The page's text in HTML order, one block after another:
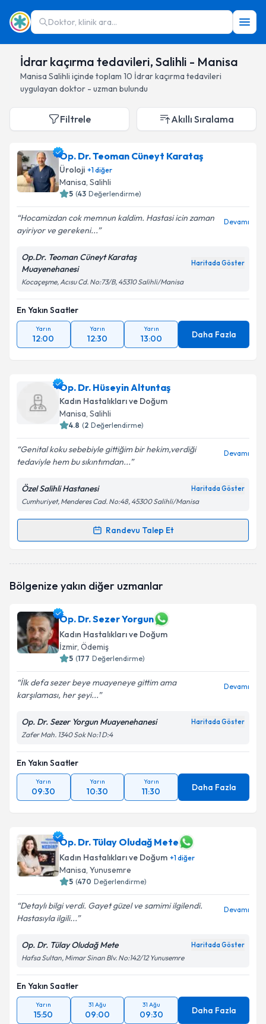
Doktor, klinik ara...
İdrar kaçırma tedavileri, Salihli - Manisa
Manisa Salihli içinde toplam 10 İdrar kaçırma tedavileri
uygulayan doktor - uzman bulundu
Filtrele Akıllı Sıralama
Op. Dr. Teoman Cüneyt Karataş
Üroloji +1diğer
Manisa, Salihli
5 (43 Değerlendirme)
Hocamizdan cok memnun kaldim. Hastasi icin zaman
ayiriyor ve gerekeni...
Devamı
Op.Dr. Teoman Cüneyt Karataş
Muayenehanesi
Haritada Göster
Kocaçeşme, Acısu Cd. No:73/B, 45310 Salihli/Manisa
En Yakın Saatler
Yarın
12:00
Yarın
12:30
Yarın
13:00 Daha Fazla
Op. Dr. Hüseyin Altuntaş
Kadın Hastalıkları ve Doğum
Manisa, Salihli
4.8 (2 Değerlendirme)
Genital koku sebebiyle gittiğim bir hekim,verdiği
tedaviyle hem bu sıkıntımdan...
Devamı
Özel Salihli Hastanesi Haritada Göster
Cumhuriyet, Menderes Cad. No:48, 45300 Salihli/Manisa
Randevu Talep Et
Randevu Takvimi Talebi
oluşturun. Size bu uzmandan randevu almanız için bir
E-posta Adresiniz
Kişisel verilerimin işlenmesine ilişkin
Aydınlatma
Metni 'ni okudum ve kişisel verilerimin belirtilen
Bölgenize yakın diğer uzmanlar
Op. Dr. Sezer Yorgun
Kadın Hastalıkları ve Doğum
İzmir, Ödemiş
5 (177 Değerlendirme)
İlk defa sezer beye muayeneye gittim ama
karşılaması, her şeyi...
Devamı
Op. Dr. Sezer Yorgun Muayenehanesi Haritada Göster
Zafer Mah. 1340 Sok No:1 D:4
En Yakın Saatler
Yarın
09:30
Yarın
10:30
Yarın
11:30 Daha Fazla
Op. Dr. Tülay Oludağ Mete
Kadın Hastalıkları ve Doğum +1diğer
Manisa, Yunusemre
5 (470 Değerlendirme)
Detaylı bilgi verdi. Gayet güzel ve samimi ilgilendi.
Hastasıyla ilgili...
Devamı
Op. Dr. Tülay Oludağ Mete Haritada Göster
Hafsa Sultan, Mimar Sinan Blv. No:142/12 Yunusemre
En Yakın Saatler
Yarın
15:50
31 Ağu
09:00
31 Ağu
09:30 Daha Fazla